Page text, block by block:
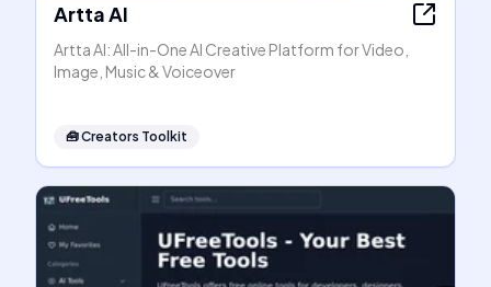
Artta AI
Artta AI: All-in-One AI Creative Platform for Video,
Image, Music & Voiceover
🧰Creators Toolkit